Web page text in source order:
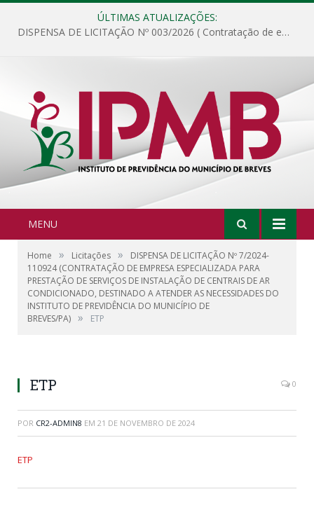
ÚLTIMAS ATUALIZAÇÕES:
DISPENSA DE LICITAÇÃO Nº 003/2026 ( Contratação de empresa para fornecimento de gêneros alimentícios não perecíveis, materiais de expediente, descartáveis, copa e cozinha, para análise e posterior publicação.)
MENU
Home » Licitações »
DISPENSA DE LICITAÇÃO Nº 7/2024-
110924 (CONTRATAÇÃO DE EMPRESA ESPECIALIZADA PARA
PRESTAÇÃO DE SERVIÇOS DE INSTALAÇÃO DE CENTRAIS DE AR
CONDICIONADO, DESTINADO A ATENDER AS NECESSIDADES DO
INSTITUTO DE PREVIDÊNCIA DO MUNICÍPIO DE
BREVES/PA) » ETP
ETP 0
POR CR2-ADMIN8 EM 21 DE NOVEMBRO DE 2024
ETP